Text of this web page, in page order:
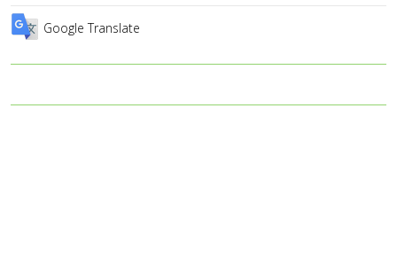
Google Translate